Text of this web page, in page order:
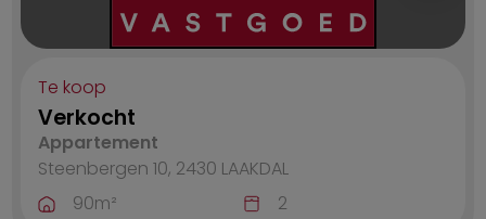
Te koop
Verkocht
Appartement
Steenbergen 10, 2430 LAAKDAL
90m² 2